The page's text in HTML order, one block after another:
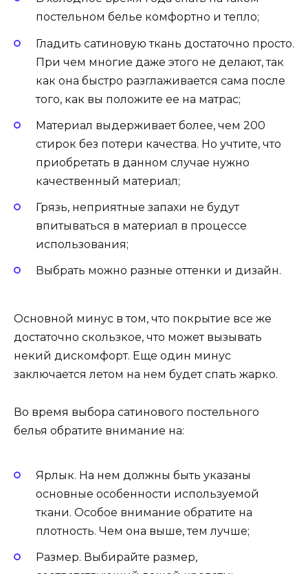
постельном белье комфортно и тепло;
Гладить сатиновую ткань достаточно просто.
При чем многие даже этого не делают, так
как она быстро разглаживается сама после
того, как вы положите ее на матрас;
Материал выдерживает более, чем 200
стирок без потери качества. Но учтите, что
приобретать в данном случае нужно
качественный материал;
Грязь, неприятные запахи не будут
впитываться в материал в процессе
использования;
Выбрать можно разные оттенки и дизайн.
Основной минус в том, что покрытие все же
достаточно скользкое, что может вызывать
некий дискомфорт. Еще один минус
заключается летом на нем будет спать жарко.
Во время выбора сатинового постельного
белья обратите внимание на:
Ярлык. На нем должны быть указаны
основные особенности используемой
ткани. Особое внимание обратите на
плотность. Чем она выше, тем лучше;
Размер. Выбирайте размер,